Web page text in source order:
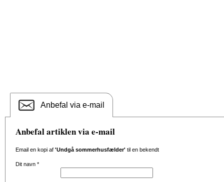
Anbefal via e-mail
Anbefal artiklen via e-mail
Email en kopi af 'Undgå sommerhusfælder' til en bekendt
Dit navn *